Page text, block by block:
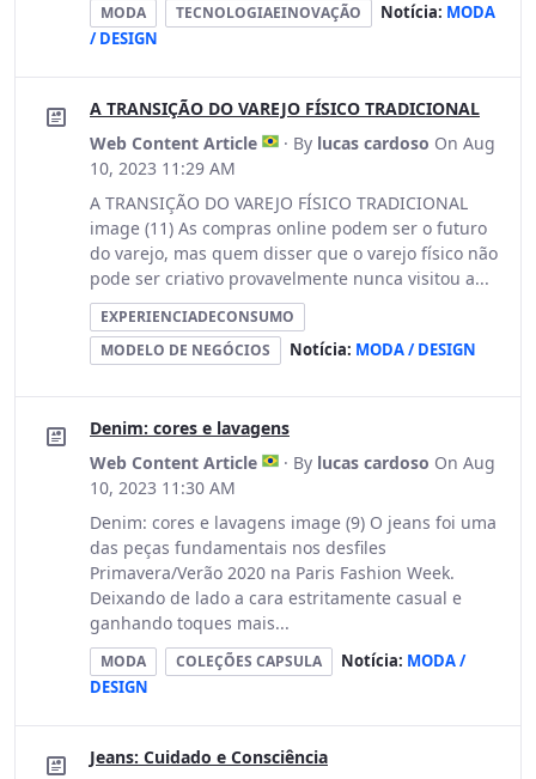
MODA TECNOLOGIAEINOVAÇÃO Notícia: MODA
/ DESIGN
A TRANSIÇÃO DO VAREJO FÍSICO TRADICIONAL
Web Content Article
· By lucas cardoso On Aug
10, 2023 11:29 AM
A TRANSIÇÃO DO VAREJO FÍSICO TRADICIONAL
image (11) As compras online podem ser o futuro
do varejo, mas quem disser que o varejo físico não
pode ser criativo provavelmente nunca visitou a...
EXPERIENCIADECONSUMO
MODELO DE NEGÓCIOS
Notícia: MODA / DESIGN
Denim: cores e lavagens
Web Content Article
· By lucas cardoso On Aug
10, 2023 11:30 AM
Denim: cores e lavagens image (9) O jeans foi uma
das peças fundamentais nos desfiles
Primavera/Verão 2020 na Paris Fashion Week.
Deixando de lado a cara estritamente casual e
ganhando toques mais...
MODA COLEÇÕES CAPSULA Notícia: MODA /
DESIGN
Jeans: Cuidado e Consciência